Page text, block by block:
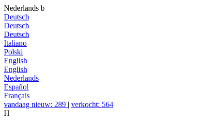
Nederlands b
Deutsch
Deutsch
Deutsch
Italiano
Polski
English
English
Nederlands
Español
Français
vandaag nieuw: 289 | verkocht: 564
H